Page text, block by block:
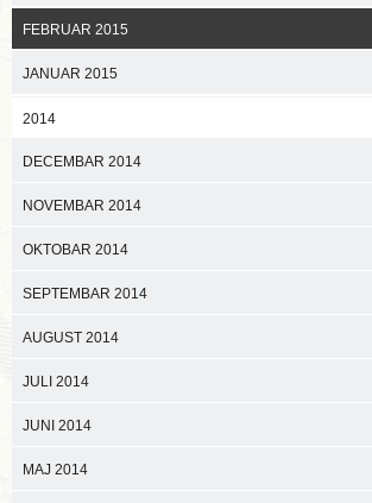
FEBRUAR 2015
JANUAR 2015
2014
DECEMBAR 2014
NOVEMBAR 2014
OKTOBAR 2014
SEPTEMBAR 2014
AUGUST 2014
JULI 2014
JUNI 2014
MAJ 2014